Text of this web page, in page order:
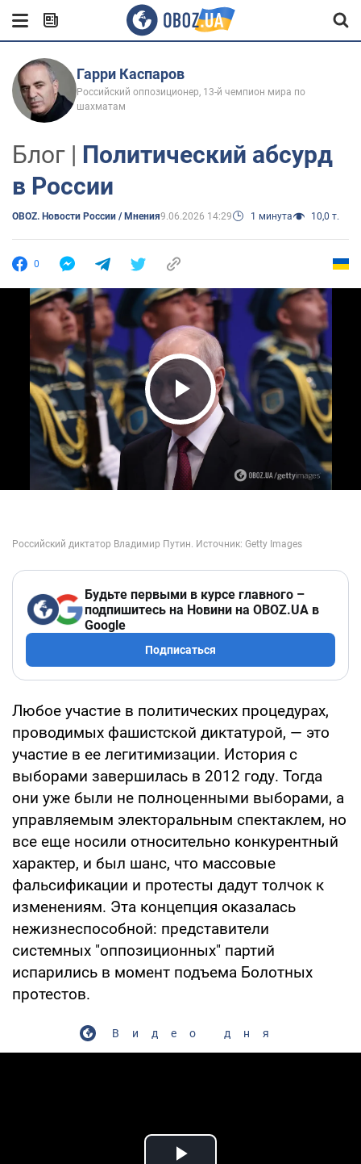
Гарри Каспаров
Российский оппозиционер, 13-й чемпион мира по
шахматам
Блог | Политический абсурд
в России
OBOZ. Новости России / Мнения9.06.2026 14:29 1 минута 10,0 т.
0
Play Video
Будьте первыми в курсе главного –
подпишитесь на Новини на OBOZ.UA в
Google
Подписаться
Любое участие в политических процедурах,
проводимых фашистской диктатурой, — это
участие в ее легитимизации. История с
выборами завершилась в 2012 году. Тогда
они уже были не полноценными выборами, а
управляемым электоральным спектаклем, но
все еще носили относительно конкурентный
характер, и был шанс, что массовые
фальсификации и протесты дадут толчок к
изменениям. Эта концепция оказалась
нежизнеспособной: представители
системных "оппозиционных" партий
испарились в момент подъема Болотных
протестов.
Видео дня